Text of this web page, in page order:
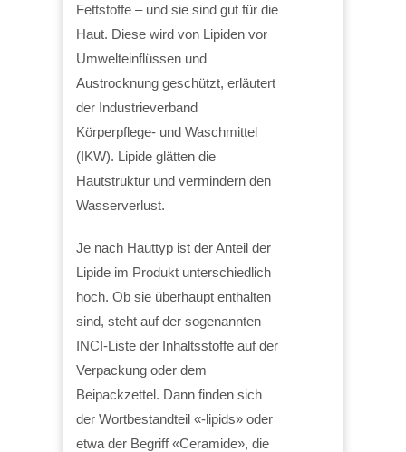
Fettstoffe – und sie sind gut für die
Haut. Diese wird von Lipiden vor
Umwelteinflüssen und
Austrocknung geschützt, erläutert
der Industrieverband
Körperpflege- und Waschmittel
(IKW). Lipide glätten die
Hautstruktur und vermindern den
Wasserverlust.
Je nach Hauttyp ist der Anteil der
Lipide im Produkt unterschiedlich
hoch. Ob sie überhaupt enthalten
sind, steht auf der sogenannten
INCI-Liste der Inhaltsstoffe auf der
Verpackung oder dem
Beipackzettel. Dann finden sich
der Wortbestandteil «-lipids» oder
etwa der Begriff «Ceramide», die